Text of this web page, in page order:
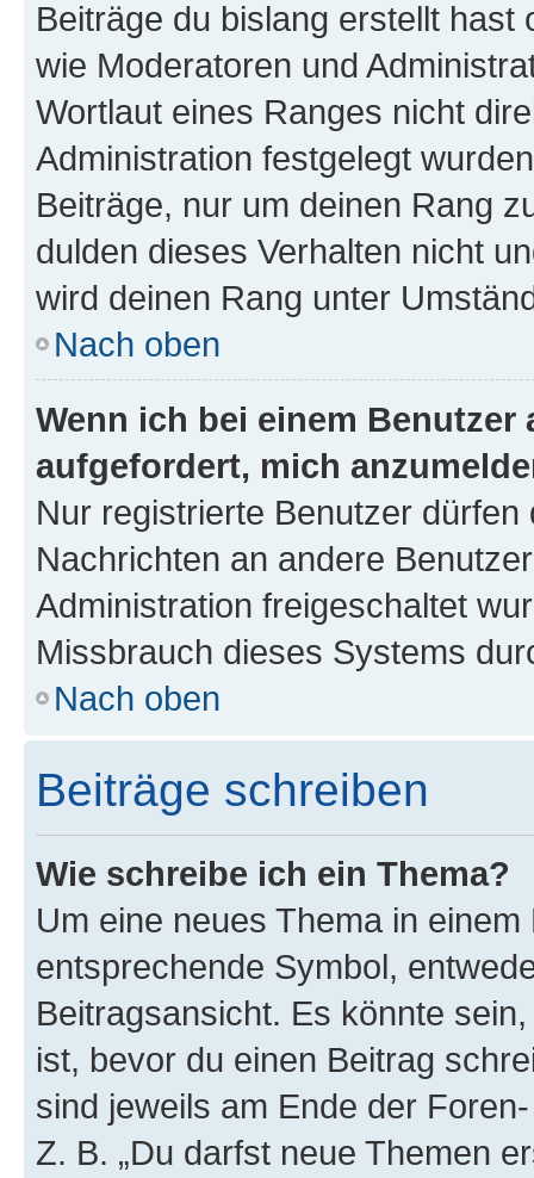
Beiträge du bislang erstellt
wie Moderatoren und
Wortlaut eines Ranges nicht
Administration festgelegt
Beiträge, nur um deinen Rang
dulden dieses Verhalten nicht
wird deinen Rang unter
Nach oben
Wenn ich bei einem
aufgefordert, mich
Nur registrierte Benutzer
Nachrichten an andere
Administration freigeschaltet
Missbrauch dieses Systems
Nach oben
Beiträge schreiben
Wie schreibe ich ein Thema?
Um eine neues Thema in
entsprechende Symbol,
Beitragsansicht. Es könnte
ist, bevor du einen Beitrag
sind jeweils am Ende der
Z. B. „Du darfst neue Themen